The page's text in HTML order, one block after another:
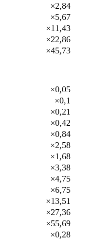
×2,84
×5,67
×11,43
×22,86
×45,73
×0,05
×0,1
×0,21
×0,42
×0,84
×2,58
×1,68
×3,38
×4,75
×6,75
×13,51
×27,36
×55,69
×0,28